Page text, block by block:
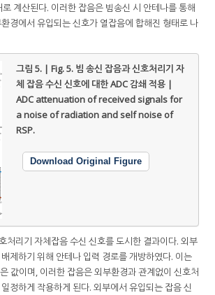
계산된다. 이러한 잡음은 빔송신 시 안테나를 통해
경에서 유입되는 신호가 열잡음에 합해진 형태로 나
그림 5. | Fig. 5. 빔 송신 잡음과 신호처리기 자
체 잡음 수신 신호에 대한 ADC 감쇄 적용 |
ADC attenuation of received signals for
a noise of radiation and self noise of
RSP.
Download Original Figure
처리기 자체잡음 수신 신호를 도시한 결과이다. 외부
제하기 위해 안테나 입력 경로를 개방하였다. 이는
값이며, 이러한 잡음은 외부환경과 관계없이 신호처
정하게 작용하게 된다. 외부에서 유입되는 잡음 신